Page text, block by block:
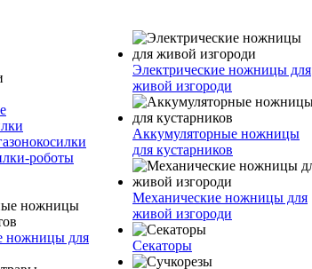
роботы
ножницы для
Электрические ножницы для
живой изгороди
Аккумуляторные ножницы
для кустарников
Механические ножницы для
живой изгороди
Секаторы